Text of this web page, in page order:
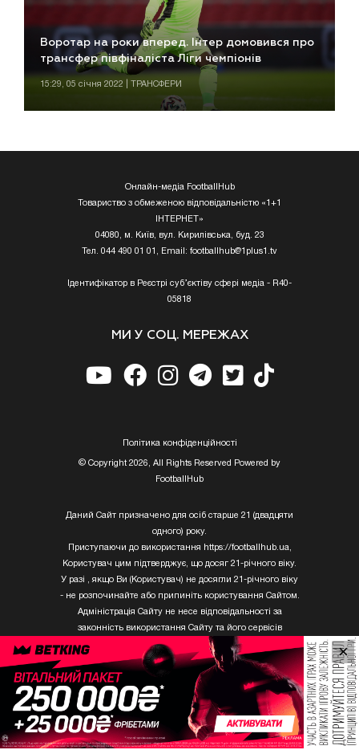
Воротар на роки вперед. Інтер домовився про
трансфер півфіналіста Ліги чемпіонів
15:29, 05 січня 2022 | ТРАНСФЕРИ
Онлайн-медіа FootballHub
Товариство з обмеженою відповідальністю «1+1
ІНТЕРНЕТ»
04080, м. Київ, вул. Кирилівська, буд. 23
Тел. 044 490 01 01, Email: footballhub@1plus1.tv
Ідентифікатор в Реєстрі суб’єктіву сфері медіа - R40-
05818
МИ У СОЦ. МЕРЕЖАХ
Полiтика конфiденцiйностi
© Copyright 2026, All Rights Reserved Powered by
FootballHub
Даний Сайт призначено для осіб старше 21 (двадцяти
одного) року.
Приступаючи до використання https://footballhub.ua,
Користувач цим підтверджує, що досяг 21-річного віку.
У разі , якщо Ви (Користувач) не досягли 21-річного віку
- не розпочинайте або припиніть користування Сайтом.
Адміністрація Сайту не несе відповідальності за
законність використання Сайту та його сервісів
Користувачем, який не досяг 21-річного віку.
Твори Getty Images, що розміщені на сайті, не можуть
бути використані третіми особами без письмового
дозволу ТОВ «ГЛОБАЛ ІМІДЖЕС ЮКРЕЙН.
×